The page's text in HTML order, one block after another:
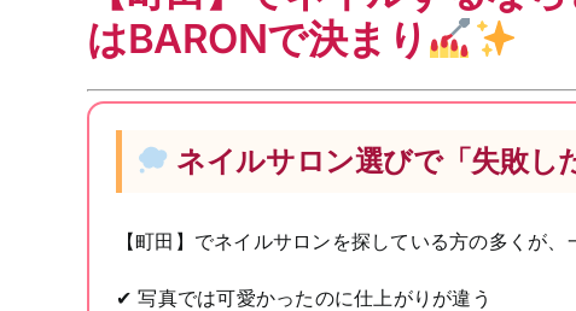
はBARONで決まり
ネイルサロン選びで「失敗
【町田】でネイルサロンを探している方の多くが、
✔ 写真では可愛かったのに仕上がりが違う